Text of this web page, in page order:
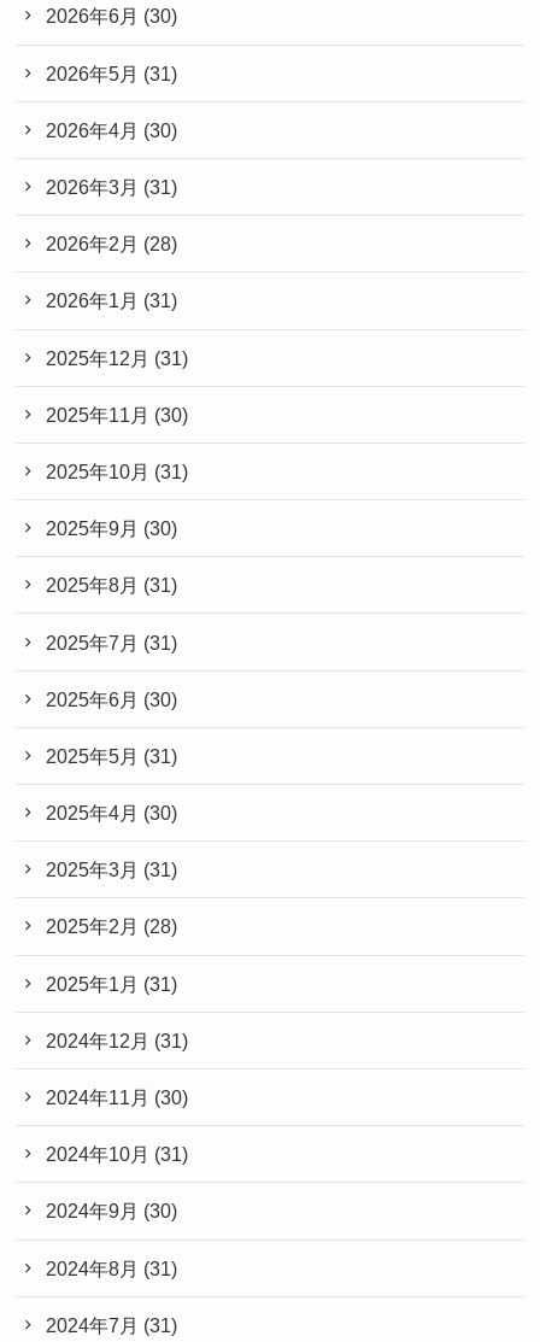
2026年6月 (30)
2026年5月 (31)
2026年4月 (30)
2026年3月 (31)
2026年2月 (28)
2026年1月 (31)
2025年12月 (31)
2025年11月 (30)
2025年10月 (31)
2025年9月 (30)
2025年8月 (31)
2025年7月 (31)
2025年6月 (30)
2025年5月 (31)
2025年4月 (30)
2025年3月 (31)
2025年2月 (28)
2025年1月 (31)
2024年12月 (31)
2024年11月 (30)
2024年10月 (31)
2024年9月 (30)
2024年8月 (31)
2024年7月 (31)